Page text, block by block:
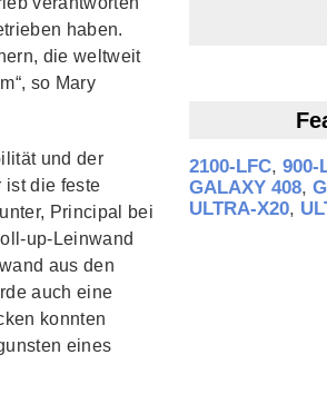
haben.
die weltweit
so Mary
und der
ist die feste
Principal bei
aus den
auch eine
konnten
eines
2100‑LFC,
GALAXY 408,
ULTRA‑X20,